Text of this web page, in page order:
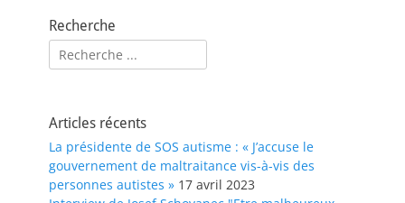
Recherche
Rechercher :
Articles récents
La présidente de SOS autisme : « J’accuse le
gouvernement de maltraitance vis-à-vis des
personnes autistes » 17 avril 2023